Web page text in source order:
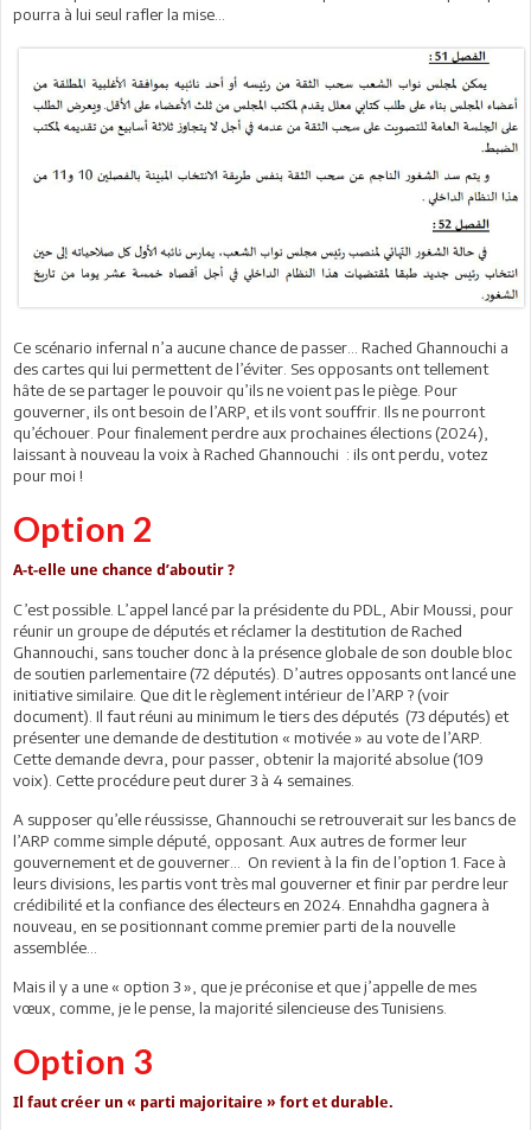
pourra à lui seul rafler la mise…
Ce scénario infernal n’a aucune chance de passer… Rached Ghannouchi a
des cartes qui lui permettent de l’éviter. Ses opposants ont tellement
hâte de se partager le pouvoir qu’ils ne voient pas le piège. Pour
gouverner, ils ont besoin de l’ARP, et ils vont souffrir. Ils ne pourront
qu’échouer. Pour finalement perdre aux prochaines élections (2024),
laissant à nouveau la voix à Rached Ghannouchi : ils ont perdu, votez
pour moi !
Option 2
A-t-elle une chance d’aboutir ?
C’est possible. L’appel lancé par la présidente du PDL, Abir Moussi, pour
réunir un groupe de députés et réclamer la destitution de Rached
Ghannouchi, sans toucher donc à la présence globale de son double bloc
de soutien parlementaire (72 députés). D’autres opposants ont lancé une
initiative similaire. Que dit le règlement intérieur de l’ARP ? (voir
document). Il faut réuni au minimum le tiers des députés (73 députés) et
présenter une demande de destitution « motivée » au vote de l’ARP.
Cette demande devra, pour passer, obtenir la majorité absolue (109
voix). Cette procédure peut durer 3 à 4 semaines.
A supposer qu’elle réussisse, Ghannouchi se retrouverait sur les bancs de
l’ARP comme simple député, opposant. Aux autres de former leur
gouvernement et de gouverner… On revient à la fin de l’option 1. Face à
leurs divisions, les partis vont très mal gouverner et finir par perdre leur
crédibilité et la confiance des électeurs en 2024. Ennahdha gagnera à
nouveau, en se positionnant comme premier parti de la nouvelle
assemblée…
Mais il y a une « option 3 », que je préconise et que j’appelle de mes
vœux, comme, je le pense, la majorité silencieuse des Tunisiens.
Option 3
Il faut créer un « parti majoritaire » fort et durable.